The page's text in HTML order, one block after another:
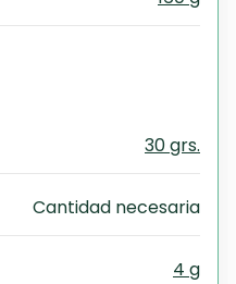
30 grs.
Cantidad necesaria
4 g